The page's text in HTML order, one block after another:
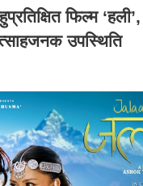
फिल्म
उपस्थिति